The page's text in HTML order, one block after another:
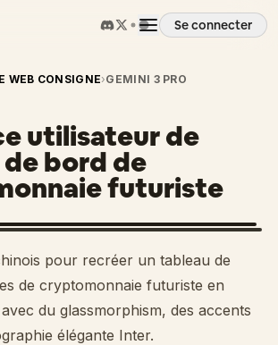
Se connecter
WEB CONSIGNE›GEMINI 3 PRO
utilisateur de
bord de
futuriste
pour recréer un tableau de
de cryptomonnaie futuriste en
du glassmorphism, des accents
élégante Inter.